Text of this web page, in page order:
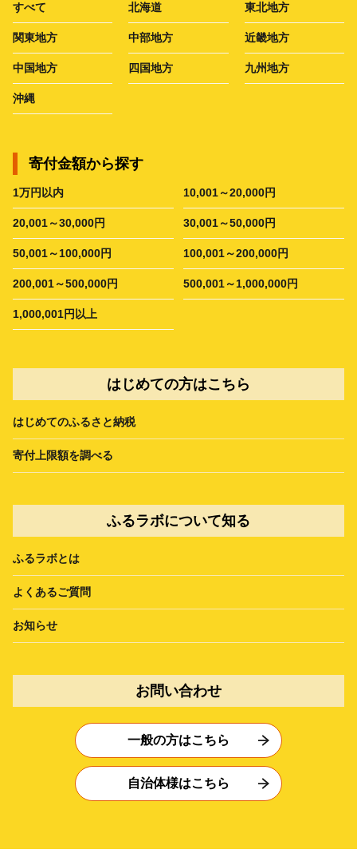
すべて 北海道 東北地方
関東地方 中部地方 近畿地方
中国地方 四国地方 九州地方
沖縄
寄付金額から探す
1万円以内 10,001～20,000円
20,001～30,000円 30,001～50,000円
50,001～100,000円 100,001～200,000円
200,001～500,000円 500,001～1,000,000円
1,000,001円以上
はじめての方はこちら
はじめてのふるさと納税
寄付上限額を調べる
ふるラボについて知る
ふるラボとは
よくあるご質問
お知らせ
お問い合わせ
一般の方はこちら
自治体様はこちら